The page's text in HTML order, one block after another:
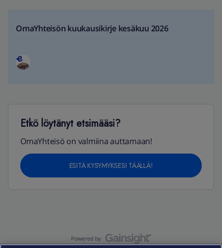
OmaYhteisön kuukausikirje kesäkuu 2026
Etkö löytänyt etsimääsi?
OmaYhteisö on valmiina auttamaan!
ESITÄ KYSYMYKSESI TÄÄLLÄ!